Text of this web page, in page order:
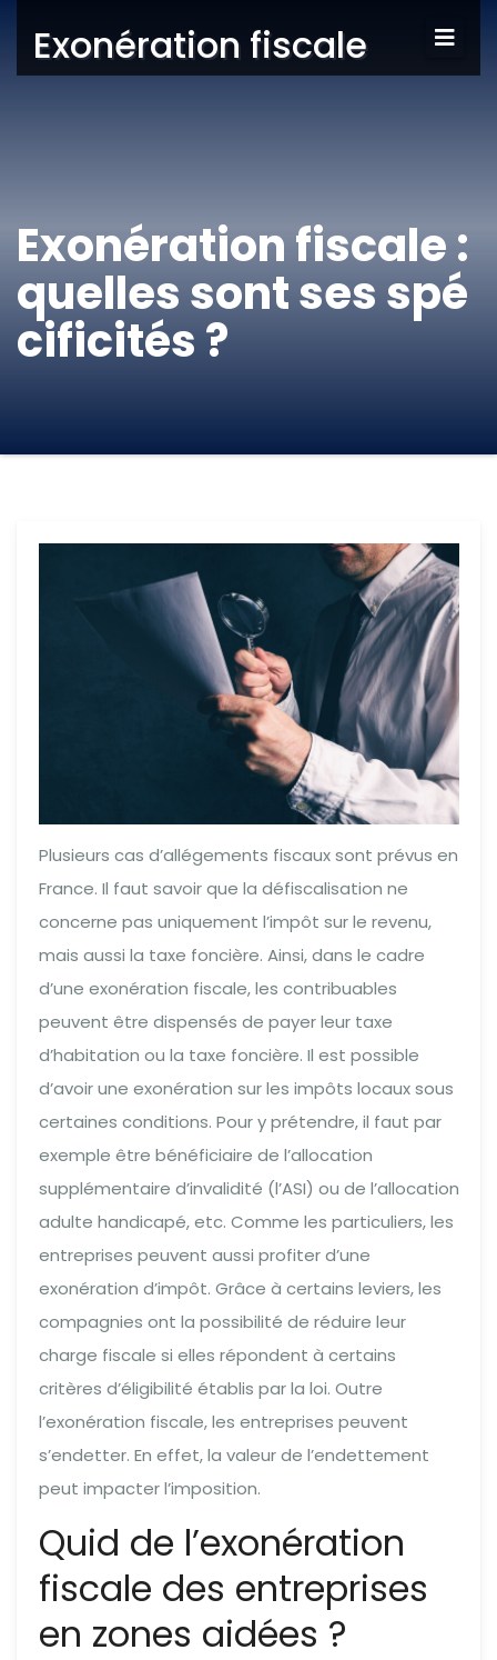
Exonération fiscale
Exonération fiscale :
quelles sont ses spé
cificités ?
Plusieurs cas d’allégements fiscaux sont prévus en
France. Il faut savoir que la défiscalisation ne
concerne pas uniquement l’impôt sur le revenu,
mais aussi la taxe foncière. Ainsi, dans le cadre
d’une exonération fiscale, les contribuables
peuvent être dispensés de payer leur taxe
d’habitation ou la taxe foncière. Il est possible
d’avoir une exonération sur les impôts locaux sous
certaines conditions. Pour y prétendre, il faut par
exemple être bénéficiaire de l’allocation
supplémentaire d’invalidité (l’ASI) ou de l’allocation
adulte handicapé, etc. Comme les particuliers, les
entreprises peuvent aussi profiter d’une
exonération d’impôt. Grâce à certains leviers, les
compagnies ont la possibilité de réduire leur
charge fiscale si elles répondent à certains
critères d’éligibilité établis par la loi. Outre
l’exonération fiscale, les entreprises peuvent
s’endetter. En effet, la valeur de l’endettement
peut impacter l’imposition.
Quid de l’exonération
fiscale des entreprises
en zones aidées ?